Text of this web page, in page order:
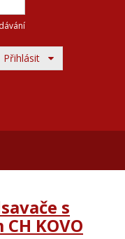
Přihlásit
s
KOVO